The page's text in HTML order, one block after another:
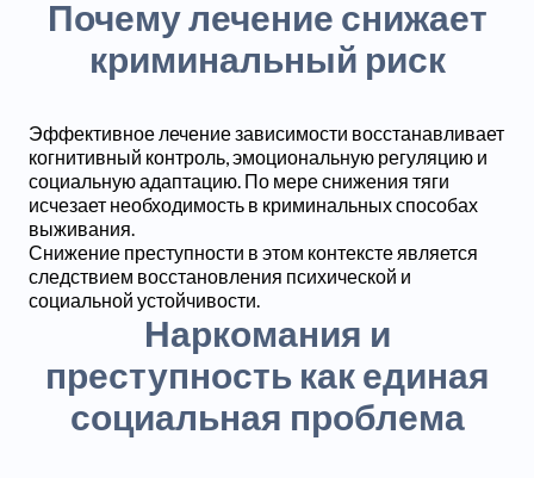
Почему лечение снижает
криминальный риск
Эффективное лечение зависимости восстанавливает
когнитивный контроль, эмоциональную регуляцию и
социальную адаптацию. По мере снижения тяги
исчезает необходимость в криминальных способах
выживания.
Снижение преступности в этом контексте является
следствием восстановления психической и
социальной устойчивости.
Наркомания и
преступность как единая
социальная проблема